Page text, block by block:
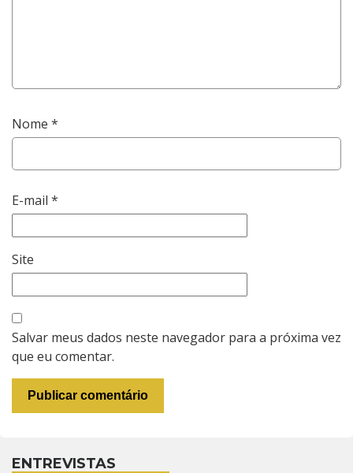
Nome *
E-mail *
Site
Salvar meus dados neste navegador para a próxima vez
que eu comentar.
ENTREVISTAS